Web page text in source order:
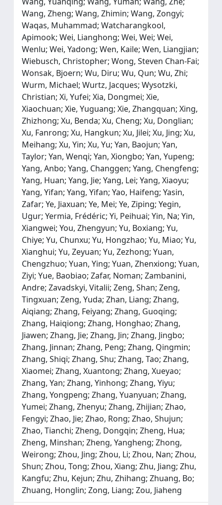
Wang, Zheng; Wang, Zhimin; Wang, Zongyi;
Waqas, Muhammad; Watcharangkool,
Apimook; Wei, Lianghong; Wei, Wei; Wei,
Wenlu; Wei, Yadong; Wen, Kaile; Wen, Liangjian;
Wiebusch, Christopher; Wong, Steven Chan-Fai;
Wonsak, Bjoern; Wu, Diru; Wu, Qun; Wu, Zhi;
Wurm, Michael; Wurtz, Jacques; Wysotzki,
Christian; Xi, Yufei; Xia, Dongmei; Xie,
Xiaochuan; Xie, Yuguang; Xie, Zhangquan; Xing,
Zhizhong; Xu, Benda; Xu, Cheng; Xu, Donglian;
Xu, Fanrong; Xu, Hangkun; Xu, Jilei; Xu, Jing; Xu,
Meihang; Xu, Yin; Xu, Yu; Yan, Baojun; Yan,
Taylor; Yan, Wenqi; Yan, Xiongbo; Yan, Yupeng;
Yang, Anbo; Yang, Changgen; Yang, Chengfeng;
Yang, Huan; Yang, Jie; Yang, Lei; Yang, Xiaoyu;
Yang, Yifan; Yang, Yifan; Yao, Haifeng; Yasin,
Zafar; Ye, Jiaxuan; Ye, Mei; Ye, Ziping; Yegin,
Ugur; Yermia, Frédéric; Yi, Peihuai; Yin, Na; Yin,
Xiangwei; You, Zhengyun; Yu, Boxiang; Yu,
Chiye; Yu, Chunxu; Yu, Hongzhao; Yu, Miao; Yu,
Xianghui; Yu, Zeyuan; Yu, Zezhong; Yuan,
Chengzhuo; Yuan, Ying; Yuan, Zhenxiong; Yuan,
Ziyi; Yue, Baobiao; Zafar, Noman; Zambanini,
Andre; Zavadskyi, Vitalii; Zeng, Shan; Zeng,
Tingxuan; Zeng, Yuda; Zhan, Liang; Zhang,
Aiqiang; Zhang, Feiyang; Zhang, Guoqing;
Zhang, Haiqiong; Zhang, Honghao; Zhang,
Jiawen; Zhang, Jie; Zhang, Jin; Zhang, Jingbo;
Zhang, Jinnan; Zhang, Peng; Zhang, Qingmin;
Zhang, Shiqi; Zhang, Shu; Zhang, Tao; Zhang,
Xiaomei; Zhang, Xuantong; Zhang, Xueyao;
Zhang, Yan; Zhang, Yinhong; Zhang, Yiyu;
Zhang, Yongpeng; Zhang, Yuanyuan; Zhang,
Yumei; Zhang, Zhenyu; Zhang, Zhijian; Zhao,
Fengyi; Zhao, Jie; Zhao, Rong; Zhao, Shujun;
Zhao, Tianchi; Zheng, Dongqin; Zheng, Hua;
Zheng, Minshan; Zheng, Yangheng; Zhong,
Weirong; Zhou, Jing; Zhou, Li; Zhou, Nan; Zhou,
Shun; Zhou, Tong; Zhou, Xiang; Zhu, Jiang; Zhu,
Kangfu; Zhu, Kejun; Zhu, Zhihang; Zhuang, Bo;
Zhuang, Honglin; Zong, Liang; Zou, Jiaheng